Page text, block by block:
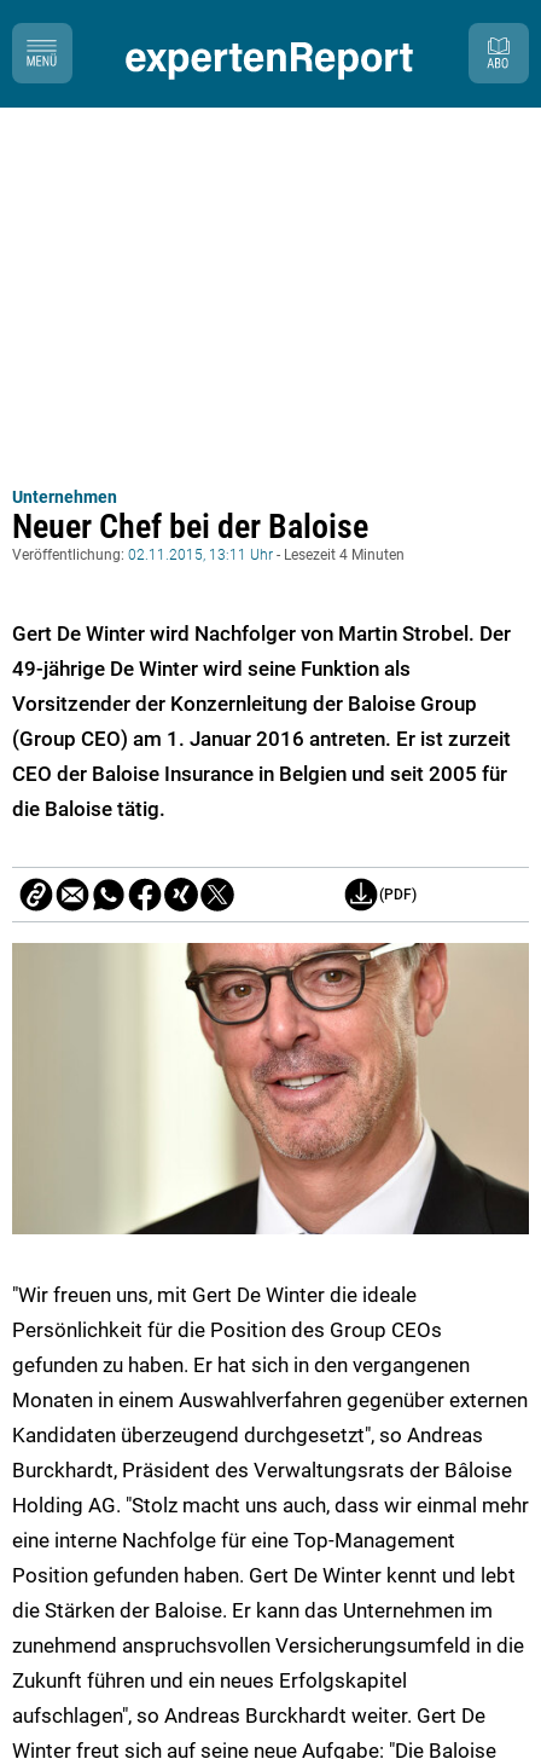
Unternehmen
Neuer Chef bei der Baloise
Veröffentlichung: 02.11.2015, 13:11 Uhr - Lesezeit 4 Minuten
Gert De Winter wird Nachfolger von Martin Strobel. Der
49-jährige De Winter wird seine Funktion als
Vorsitzender der Konzernleitung der Baloise Group
(Group CEO) am 1. Januar 2016 antreten. Er ist zurzeit
CEO der Baloise Insurance in Belgien und seit 2005 für
die Baloise tätig.
(PDF)
"Wir freuen uns, mit Gert De Winter die ideale
Persönlichkeit für die Position des Group CEOs
gefunden zu haben. Er hat sich in den vergangenen
Monaten in einem Auswahlverfahren gegenüber externen
Kandidaten überzeugend durchgesetzt", so Andreas
Burckhardt, Präsident des Verwaltungsrats der Bâloise
Holding AG. "Stolz macht uns auch, dass wir einmal mehr
eine interne Nachfolge für eine Top-Management
Position gefunden haben. Gert De Winter kennt und lebt
die Stärken der Baloise. Er kann das Unternehmen im
zunehmend anspruchsvollen Versicherungsumfeld in die
Zukunft führen und ein neues Erfolgskapitel
aufschlagen", so Andreas Burckhardt weiter. Gert De
Winter freut sich auf seine neue Aufgabe: "Die Baloise